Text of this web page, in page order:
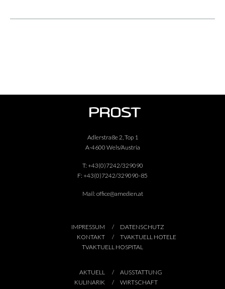
Adlerstraße 2, Top 1
A-4600 Wels/Austria
T: +43(0)7242/329090
F: +43(0)7242/329090-85
Mail: office@amedien.at
IMPRESSUM
DATENSCHUTZ
KONTAKT
TVAKTUELL HOTELE
TVAKTUELL HOSPITAL
AKTUELL
AUSSTATTUNG
KULINARIK
WIRTSCHAFT